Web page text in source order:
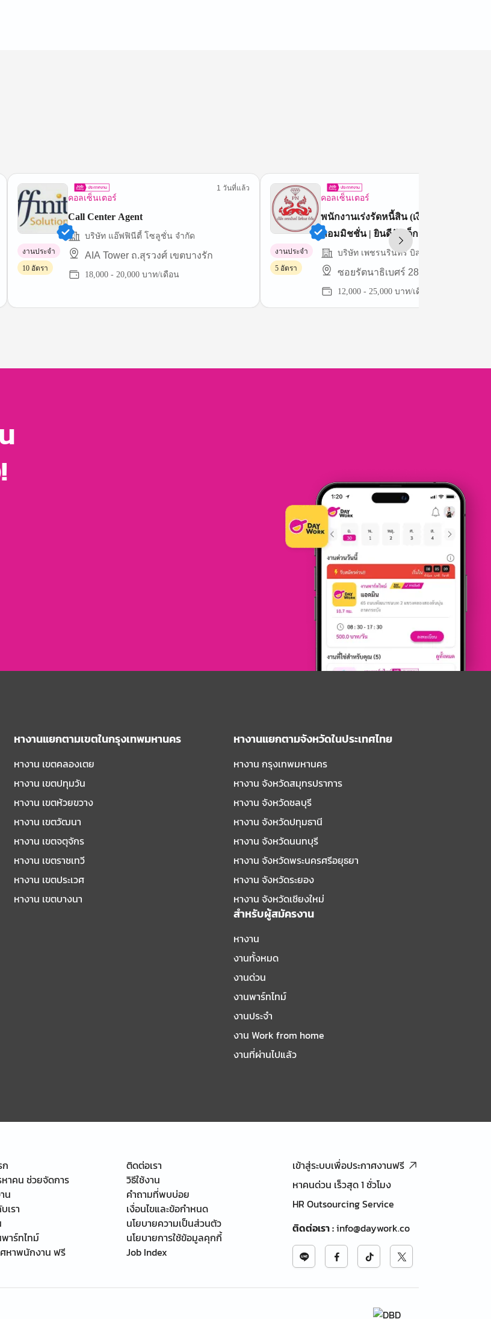
คอลเซ็นเตอร์
1 วันที่แล้ว
Call Center Agent
บริษัท แอ๊ฟฟินีตี้ โซลูชั่น จำกัด
AIA Tower ถ.สุรวงศ์ เขตบางรัก
18,000 - 20,000 บาท/เดือน
งานประจำ
10 อัตรา
คอลเซ็นเตอร์
พนักงานเร่งรัดหนี้สิน (เงินเดือน +
คอมมิชชั่น | ยินดีรับเด็กจบใหม่)
บริษัท เพชรนรินทร์ บิสซิเนส จำกัด
ซอยรัตนาธิเบศร์ 28 นนทบุรี
12,000 - 25,000 บาท/เดือน
งานประจำ
5 อัตรา
หางานแยกตามเขตในกรุงเทพมหานคร
หางาน เขตคลองเตย
หางาน เขตปทุมวัน
หางาน เขตห้วยขวาง
หางาน เขตวัฒนา
หางาน เขตจตุจักร
หางาน เขตราชเทวี
หางาน เขตประเวศ
หางาน เขตบางนา
หางานแยกตามจังหวัดในประเทศไทย
หางาน กรุงเทพมหานคร
หางาน จังหวัดสมุทรปราการ
หางาน จังหวัดชลบุรี
หางาน จังหวัดปทุมธานี
หางาน จังหวัดนนทบุรี
หางาน จังหวัดพระนครศรีอยุธยา
หางาน จังหวัดระยอง
หางาน จังหวัดเชียงใหม่
สำหรับผู้สมัครงาน
หางาน
งานทั้งหมด
งานด่วน
งานพาร์ทไทม์
งานประจำ
งาน Work from home
งานที่ผ่านไปแล้ว
ก
หาคน ช่วยจัดการ
น
เรา
าร์ทไทม์
ศหาพนักงาน ฟรี
ติดต่อเรา
วิธีใช้งาน
คำถามที่พบบ่อย
เงื่อนไขและข้อกำหนด
นโยบายความเป็นส่วนตัว
นโยบายการใช้ข้อมูลคุกกี้
Job Index
เข้าสู่ระบบเพื่อประกาศงานฟรี
หาคนด่วน เร็วสุด 1 ชั่วโมง
HR Outsourcing Service
ติดต่อเรา:info@daywork.co